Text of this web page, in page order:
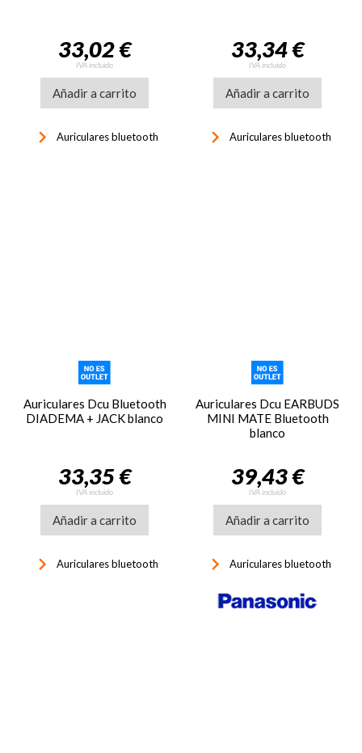
33,02 €
IVA incluido
Añadir a carrito
keyboard_arrow_right Auriculares bluetooth
33,34 €
IVA incluido
Añadir a carrito
keyboard_arrow_right Auriculares bluetooth
Auriculares Dcu Bluetooth
DIADEMA + JACK blanco
33,35 €
IVA incluido
Añadir a carrito
keyboard_arrow_right Auriculares bluetooth
Auriculares Dcu EARBUDS
MINI MATE Bluetooth
blanco
39,43 €
IVA incluido
Añadir a carrito
keyboard_arrow_right Auriculares bluetooth